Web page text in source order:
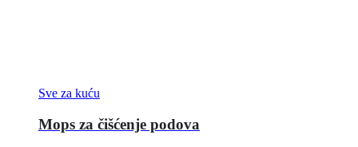
Sve za kuću
Mops za čišćenje podova